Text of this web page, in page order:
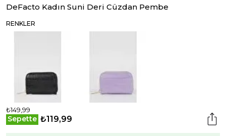
DeFacto Kadın Suni Deri Cüzdan Pembe
RENKLER
₺149,99
Sepette ₺119,99